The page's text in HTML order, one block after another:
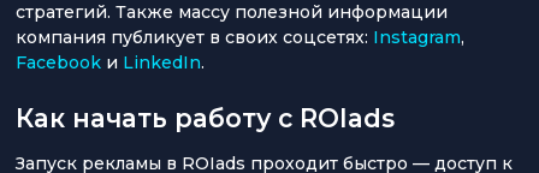
стратегий. Также массу полезной информации
компания публикует в своих соцсетях: Instagram,
Facebook и LinkedIn.
Как начать работу с ROIads
Запуск рекламы в ROIads проходит быстро — доступ к